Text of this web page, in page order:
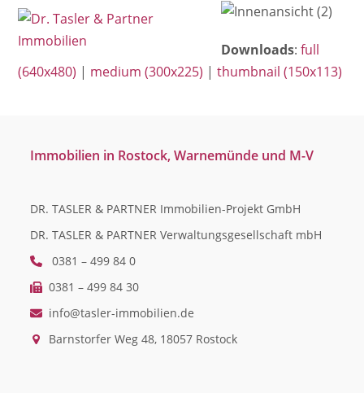
SkipOpen
mobile
menu
Close
mobile
menu
Downloads:full
(640x480) | medium (300x225) |thumbnail (150x113)
Immobilien in Rostock, Warnemünde und M-V
DR. TASLER & PARTNER Immobilien-Projekt GmbH
DR. TASLER & PARTNER Verwaltungsgesellschaft mbH
0381 – 499 84 0
0381 – 499 84 30
info@tasler-immobilien.de
Barnstorfer Weg 48, 18057 Rostock